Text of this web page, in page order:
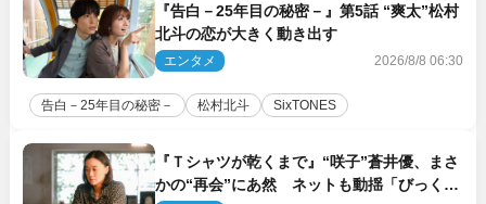
『告白－25年目の秘密－』第5話 “爽太”松村
北斗の恋が大きく動き出す
エンタメ 2026/8/8 06:30
告白－25年目の秘密－ 松村北斗 SixTONES
『Ｔシャツが乾くまで』“咲子”蒼井優、まさ
かの“再会”にあ然 ネットも動揺「びっくり